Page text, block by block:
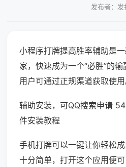
发布者：发
小程序打牌提高胜率辅助是
家，快速成为一个“必胜”的
用户可通过正规渠道获取使用
辅助安装，可QQ搜索申请
件安装教程
手机打牌可以一键让你轻松
十分简单，打开这个应用便